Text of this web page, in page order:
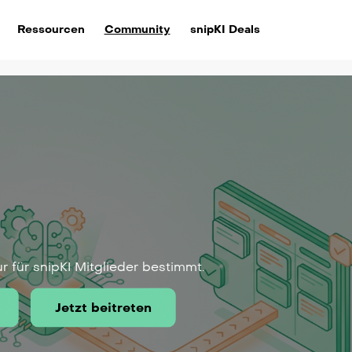
Ressourcen Community snipKI Deals
für snipKI Mitglieder bestimmt.
Jetzt beitreten